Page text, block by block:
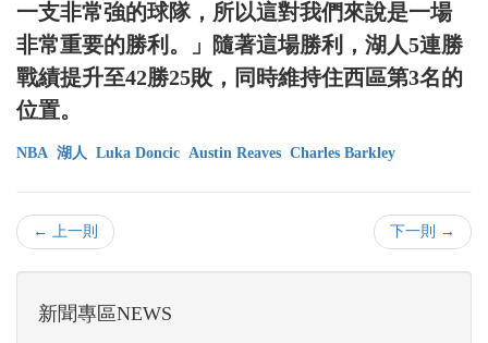
一支非常強的球隊，所以這對我們來說是一場
非常重要的勝利。」隨著這場勝利，湖人5連勝
戰績提升至42勝25敗，同時維持住西區第3名的
位置。
NBA 湖人 Luka Doncic Austin Reaves Charles Barkley
← 上一則 下一則 →
新聞專區NEWS